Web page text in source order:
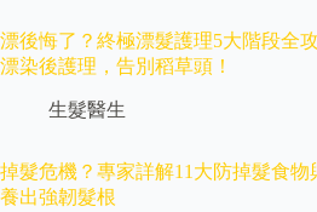
漂後悔了？終極漂髮護理5大階段全
漂染後護理，告別稻草頭！
生髮醫生
掉髮危機？專家詳解11大防掉髮食
養出強韌髮根